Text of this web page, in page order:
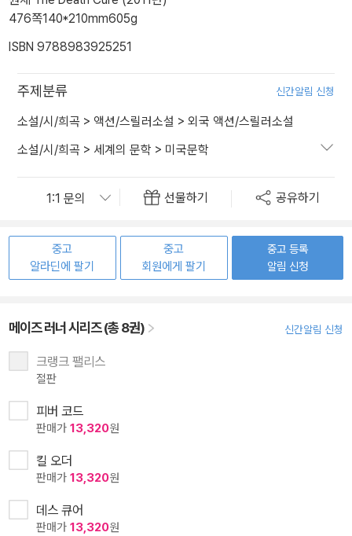
476쪽140*210mm605g
ISBN 9788983925251
주제분류 신간알림 신청
소설/시/희곡 > 액션/스릴러소설 > 외국 액션/스릴러소설
소설/시/희곡 > 세계의 문학 > 미국문학
선물하기 공유하기
중고
알라딘에 팔기
중고
회원에게 팔기
중고 등록
알림 신청
메이즈 러너 시리즈 (총 8권) 신간알림 신청
크랭크 팰리스
절판
피버 코드
판매가 13,320원
킬 오더
판매가 13,320원
데스 큐어
판매가 13,320원